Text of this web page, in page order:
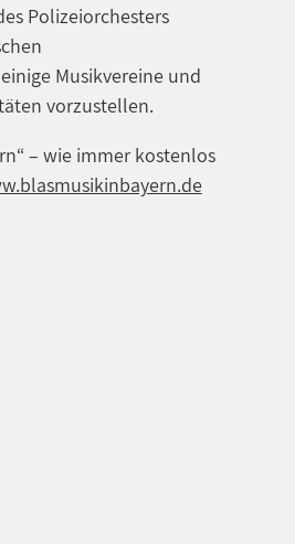
Polizeiorchesters
Musikvereine und
vorzustellen.
– wie immer kostenlos